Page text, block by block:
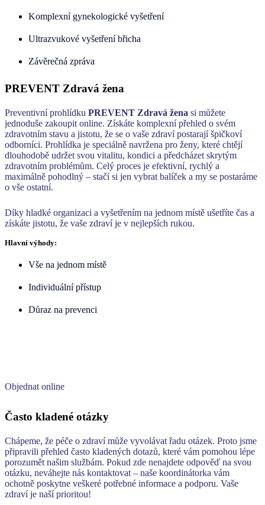
Komplexní gynekologické vyšetření
Ultrazvukové vyšetření břicha
Závěrečná zpráva
PREVENT Zdravá žena
Preventivní prohlídku PREVENT Zdravá žena si můžete
jednoduše zakoupit online. Získáte komplexní přehled o svém
zdravotním stavu a jistotu, že se o vaše zdraví postarají špičkoví
odborníci. Prohlídka je speciálně navržena pro ženy, které chtějí
dlouhodobě udržet svou vitalitu, kondici a předcházet skrytým
zdravotním problémům. Celý proces je efektivní, rychlý a
maximálně pohodlný – stačí si jen vybrat balíček a my se postaráme
o vše ostatní.
Díky hladké organizaci a vyšetřením na jednom místě ušetříte čas a
získáte jistotu, že vaše zdraví je v nejlepších rukou.
Hlavní výhody:
Vše na jednom místě
Individuální přístup
Důraz na prevenci
Objednat online
Často kladené otázky
Chápeme, že péče o zdraví může vyvolávat řadu otázek. Proto jsme
připravili přehled často kladených dotazů, které vám pomohou lépe
porozumět našim službám. Pokud zde nenajdete odpověď na svou
otázku, neváhejte nás kontaktovat – naše koordinátorka vám
ochotně poskytne veškeré potřebné informace a podporu. Vaše
zdraví je naší prioritou!